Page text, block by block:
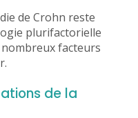
de Crohn reste
plurifactorielle
facteurs
de la